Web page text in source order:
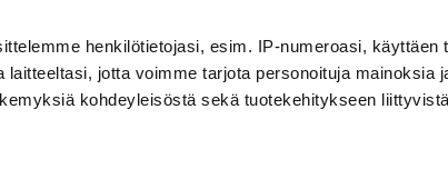
henkilötietojasi, esim. IP-numeroasi, käyttäen
laitteeltasi, jotta voimme tarjota personoituja mainoksia
kohdeyleisöstä sekä tuotekehitykseen
ykkönen
imago on Suomen eduskuntapuolueiden
Asia selviää Helsingin Sanomien...8.8.2026 13:09